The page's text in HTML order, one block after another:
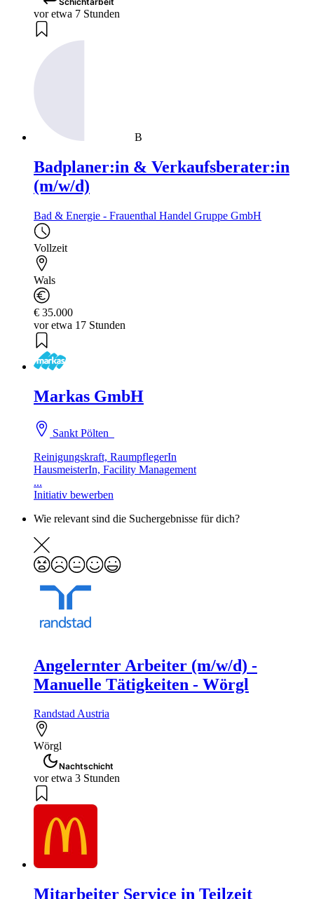
vor etwa 7 Stunden
B
Badplaner:in & Verkaufsberater:in
(m/w/d)
Bad & Energie - Frauenthal Handel Gruppe GmbH
Vollzeit
Wals
€ 35.000
vor etwa 17 Stunden
Markas GmbH
Sankt Pölten
Reinigungskraft, RaumpflegerIn
HausmeisterIn, Facility Management
...
Initiativ bewerben
Wie relevant sind die Suchergebnisse für dich?
Angelernter Arbeiter (m/w/d) -
Manuelle Tätigkeiten - Wörgl
Randstad Austria
Wörgl
Nachtschicht
vor etwa 3 Stunden
Mitarbeiter Service in Teilzeit